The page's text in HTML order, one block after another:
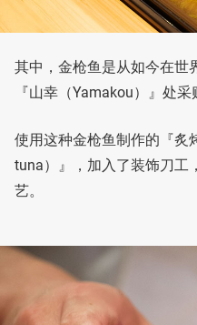
其中，金枪鱼是从如今在世
『山幸（Yamakou）』处采
使用这种金枪鱼制作的『炙
tuna）』，加入了装饰刀工
艺。